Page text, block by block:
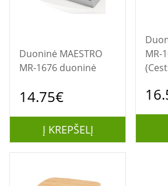
Duoninė MAESTRO
MR-1676 duoninė
14.75€
Į KREPŠELĮ
Duoninė
MR-